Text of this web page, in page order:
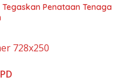
Penataan Tenaga